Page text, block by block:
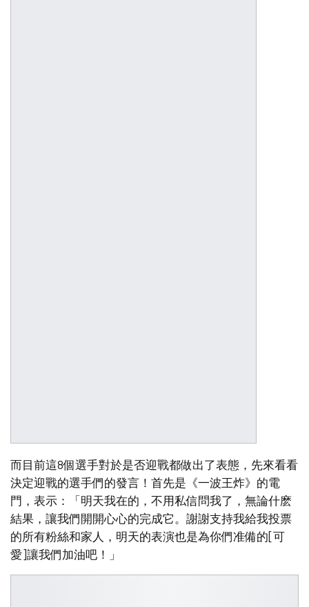
而目前這8個選手對於是否迎戰都做出了表態，先來看看
決定迎戰的選手們的發言！首先是《一波王炸》的電
門，表示：「明天我在的，不用私信問我了，無論什麽
結果，讓我們開開心心的完成它。謝謝支持我給我投票
的所有粉絲和家人，明天的表演也是為你們准備的[可
愛]讓我們加油吧！」